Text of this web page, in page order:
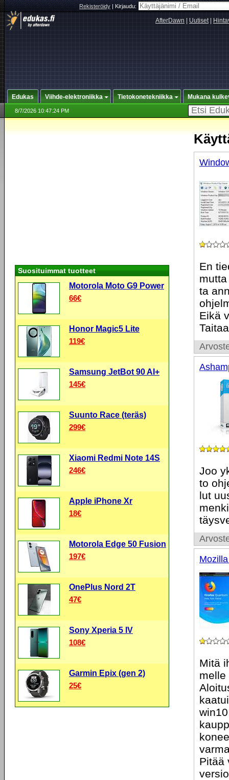
Rekisteröidy|Kirjaudu:
AfterDawn Uutiset|
Edukas Viihde-elektroniikka Tietokonetekniikka Mukana
8/7/2026 10:47:24 PM
En
ta
Eikä
Joo
to
lut
Mitä
melle
Pitää
Suosituimmat tuotteet
Motorola Moto G9 Power
66€
Honor Magic5 Lite
119€
Samsung JetBot 90 AI+
145€
Suunto Race (teräs)
299€
Xiaomi Redmi Note 14S
246€
Apple iPhone Xr
18€
Motorola Edge 50 Fusion
197€
OnePlus Nord 2T
47€
Sony Xperia 5 IV
108€
Garmin Epix (gen 2)
25€